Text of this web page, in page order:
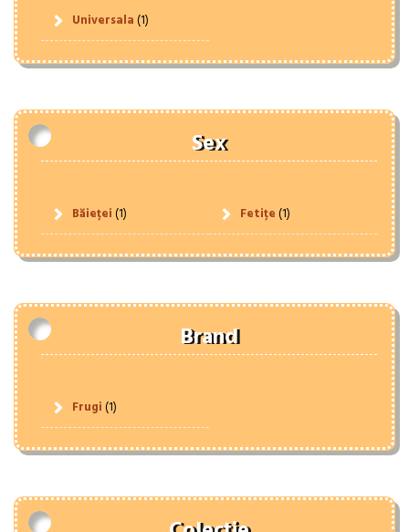
Universala(1)
Sex
Băieței(1) Fetițe(1)
Brand
Frugi(1)